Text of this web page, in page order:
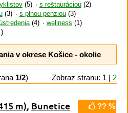
(5) s reštauráciou(2)
(3) s plnou penziou(3)
(4) wellness (1)
v okrese Košice - okolie
1/2) Zobraz stranu: 1 | 2
?? %
m), Bunetice